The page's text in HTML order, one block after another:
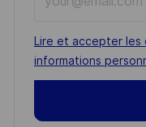
Email
address
(Required)
Required
Lire et accepter les
informations